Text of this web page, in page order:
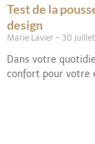
Test de la
design
Marie Lavier 30
Dans votre
confort pour votre